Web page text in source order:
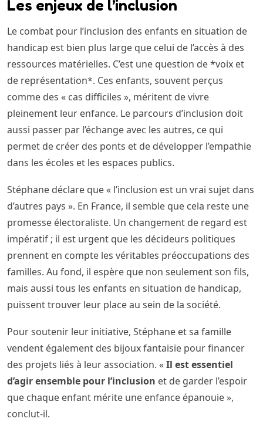
Les enjeux de l’inclusion
Le combat pour l’inclusion des enfants en situation de
handicap est bien plus large que celui de l’accès à des
ressources matérielles. C’est une question de *voix et
de représentation*. Ces enfants, souvent perçus
comme des « cas difficiles », méritent de vivre
pleinement leur enfance. Le parcours d’inclusion doit
aussi passer par l’échange avec les autres, ce qui
permet de créer des ponts et de développer l’empathie
dans les écoles et les espaces publics.
Stéphane déclare que « l’inclusion est un vrai sujet dans
d’autres pays ». En France, il semble que cela reste une
promesse électoraliste. Un changement de regard est
impératif ; il est urgent que les décideurs politiques
prennent en compte les véritables préoccupations des
familles. Au fond, il espère que non seulement son fils,
mais aussi tous les enfants en situation de handicap,
puissent trouver leur place au sein de la société.
Pour soutenir leur initiative, Stéphane et sa famille
vendent également des bijoux fantaisie pour financer
des projets liés à leur association. «Il est essentiel
d’agir ensemble pour l’inclusion et de garder l’espoir
que chaque enfant mérite une enfance épanouie »,
conclut-il.